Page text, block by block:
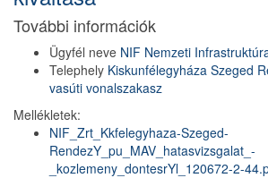
További információk
Ügyfél neve NIF Nemzeti
Telephely Kiskunfélegyháza Szeged
vasúti vonalszakasz
Mellékletek:
NIF_Zrt_Kkfelegyhaza-Szeged-
RendezY_pu_MAV_hatasvizsgalat_-
_kozlemeny_dontesrYl_120672-2-